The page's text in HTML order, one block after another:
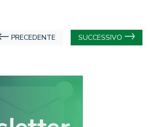
PRECEDENTE SUCCESSIVO